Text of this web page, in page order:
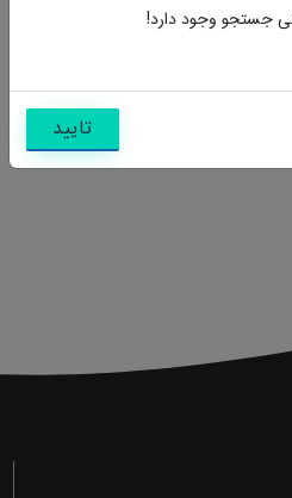
جستجو وجود دارد!
تایید